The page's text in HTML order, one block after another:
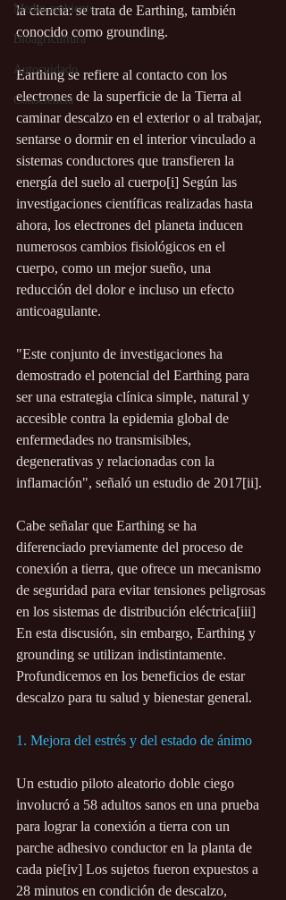
Medio ambiente
Bioagricultura
Autocuidado
Consciencia
la ciencia: se trata de Earthing, también
conocido como grounding.
Earthing se refiere al contacto con los
electrones de la superficie de la Tierra al
caminar descalzo en el exterior o al trabajar,
sentarse o dormir en el interior vinculado a
sistemas conductores que transfieren la
energía del suelo al cuerpo[i] Según las
investigaciones científicas realizadas hasta
ahora, los electrones del planeta inducen
numerosos cambios fisiológicos en el
cuerpo, como un mejor sueño, una
reducción del dolor e incluso un efecto
anticoagulante.
"Este conjunto de investigaciones ha
demostrado el potencial del Earthing para
ser una estrategia clínica simple, natural y
accesible contra la epidemia global de
enfermedades no transmisibles,
degenerativas y relacionadas con la
inflamación", señaló un estudio de 2017[ii].
Cabe señalar que Earthing se ha
diferenciado previamente del proceso de
conexión a tierra, que ofrece un mecanismo
de seguridad para evitar tensiones peligrosas
en los sistemas de distribución eléctrica[iii]
En esta discusión, sin embargo, Earthing y
grounding se utilizan indistintamente.
Profundicemos en los beneficios de estar
descalzo para tu salud y bienestar general.
1. Mejora del estrés y del estado de ánimo
Un estudio piloto aleatorio doble ciego
involucró a 58 adultos sanos en una prueba
para lograr la conexión a tierra con un
parche adhesivo conductor en la planta de
cada pie[iv] Los sujetos fueron expuestos a
28 minutos en condición de descalzo,